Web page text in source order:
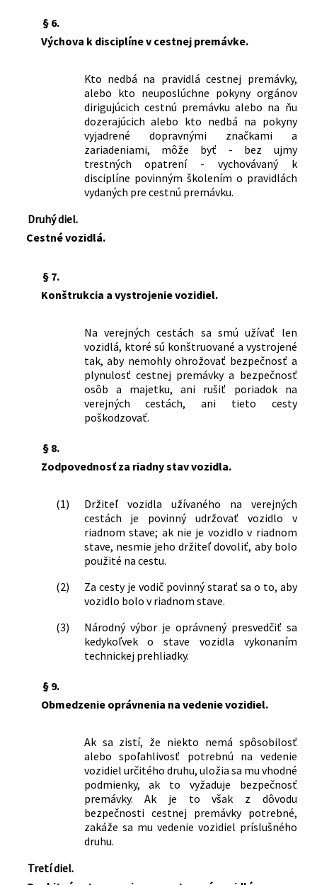
§ 6.
Výchova k disciplíne v cestnej premávke.
Kto nedbá na pravidlá cestnej premávky,
alebo kto neuposlúchne pokyny orgánov
dirigujúcich cestnú premávku alebo na ňu
dozerajúcich alebo kto nedbá na pokyny
vyjadrené dopravnými značkami a
zariadeniami, môže byť - bez ujmy
trestných opatrení - vychovávaný k
disciplíne povinným školením o pravidlách
vydaných pre cestnú premávku.
Druhý diel.
Cestné vozidlá.
§ 7.
Konštrukcia a vystrojenie vozidiel.
Na verejných cestách sa smú užívať len
vozidlá, ktoré sú konštruované a vystrojené
tak, aby nemohly ohrožovať bezpečnosť a
plynulosť cestnej premávky a bezpečnosť
osôb a majetku, ani rušiť poriadok na
verejných cestách, ani tieto cesty
poškodzovať.
§ 8.
Zodpovednosť za riadny stav vozidla.
(1)
Držiteľ vozidla užívaného na verejných
cestách je povinný udržovať vozidlo v
riadnom stave; ak nie je vozidlo v riadnom
stave, nesmie jeho držiteľ dovoliť, aby bolo
použité na cestu.
(2)
Za cesty je vodič povinný starať sa o to, aby
vozidlo bolo v riadnom stave.
(3)
Národný výbor je oprávnený presvedčiť sa
kedykoľvek o stave vozidla vykonaním
technickej prehliadky.
§ 9.
Obmedzenie oprávnenia na vedenie vozidiel.
Ak sa zistí, že niekto nemá spôsobilosť
alebo spoľahlivosť potrebnú na vedenie
vozidiel určitého druhu, uložia sa mu vhodné
podmienky, ak to vyžaduje bezpečnosť
premávky. Ak je to však z dôvodu
bezpečnosti cestnej premávky potrebné,
zakáže sa mu vedenie vozidiel príslušného
druhu.
Tretí diel.